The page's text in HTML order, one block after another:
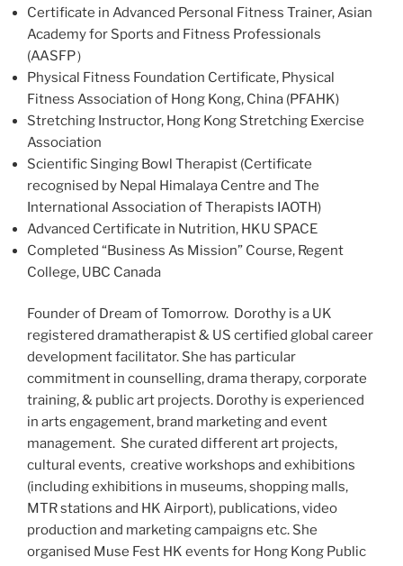
Certificate in Advanced Personal Fitness Trainer, Asian
Academy for Sports and Fitness Professionals
(AASFP）
Physical Fitness Foundation Certificate, Physical
Fitness Association of Hong Kong, China (PFAHK)
Stretching Instructor, Hong Kong Stretching Exercise
Association
Scientific Singing Bowl Therapist (Certificate
recognised by Nepal Himalaya Centre and The
International Association of Therapists IAOTH)
Advanced Certificate in Nutrition, HKU SPACE
Completed “Business As Mission” Course, Regent
College, UBC Canada
Founder of Dream of Tomorrow. Dorothy is a UK
registered dramatherapist & US certified global career
development facilitator. She has particular
commitment in counselling, drama therapy, corporate
training, & public art projects. Dorothy is experienced
in arts engagement, brand marketing and event
management. She curated different art projects,
cultural events, creative workshops and exhibitions
(including exhibitions in museums, shopping malls,
MTR stations and HK Airport), publications, video
production and marketing campaigns etc. She
organised Muse Fest HK events for Hong Kong Public